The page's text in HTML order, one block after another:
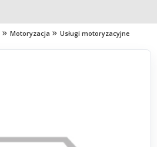
Motoryzacja Usługi motoryzacyjne